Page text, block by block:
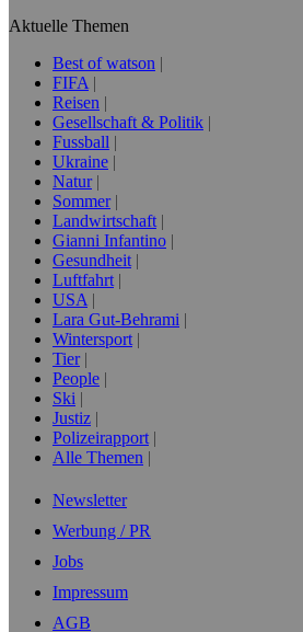
Aktuelle Themen
Best of watson
FIFA
Reisen
Gesellschaft & Politik
Fussball
Ukraine
Natur
Sommer
Landwirtschaft
Gianni Infantino
Gesundheit
Luftfahrt
USA
Lara Gut-Behrami
Wintersport
Tier
People
Ski
Justiz
Polizeirapport
Alle Themen
Newsletter
Werbung / PR
Jobs
Impressum
AGB